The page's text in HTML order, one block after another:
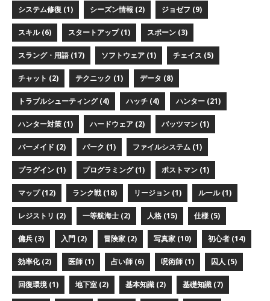
システム修復 (1) シーズン情報 (2) ジョゼフ (9)
スキル (6) スタートアップ (1) スポーン (3)
スラング・用語 (17) ソフトウェア (1) チェイス (5)
チャット (2) テクニック (1) データ (8)
トラブルシューティング (4) ハッチ (4) ハンター (21)
ハンター対策 (1) ハードウェア (2) バッツマン (1)
バーメイド (2) パーク (1) ファイルシステム (1)
プラグイン (1) プログラミング (1) ポストマン (1)
マップ (12) ランク戦 (18) リージョン (1) ルール (1)
レジストリ (2) 一等航海士 (2) 人格 (15) 仕様 (5)
傭兵 (3) 入門 (2) 冒険家 (2) 写真家 (10) 初心者 (14)
効率化 (2) 医師 (1) 占い師 (6) 呪術師 (1) 囚人 (5)
回復環境 (1) 地下室 (2) 基本知識 (2) 基礎知識 (7)